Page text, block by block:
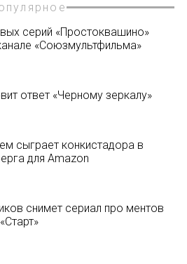
серий «Простоквашино»
«Союзмультфильма»
ответ «Черному зеркалу»
сыграет конкистадора в
для Amazon
снимет сериал про ментов